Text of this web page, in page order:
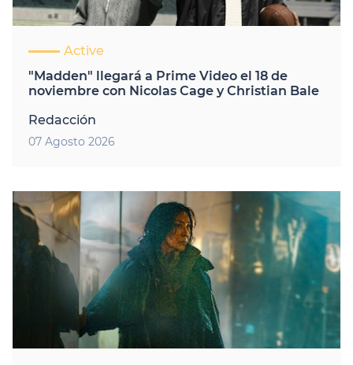
Active
"Madden" llegará a Prime Video el 18 de
noviembre con Nicolas Cage y Christian Bale
Redacción
07 Agosto 2026